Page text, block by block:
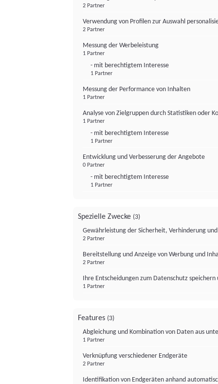
2 Partner
Verwendung von Profilen zur Auswahl
2 Partner
Messung der Werbeleistung
1 Partner
- mit berechtigtem Interesse
1 Partner
Messung der Performance von Inhalten
1 Partner
Analyse von Zielgruppen durch Statistiken oder
1 Partner
- mit berechtigtem Interesse
1 Partner
Entwicklung und Verbesserung der Angebote
0 Partner
- mit berechtigtem Interesse
1 Partner
Spezielle Zwecke (3)
Gewährleistung der Sicherheit, Verhinderung
2 Partner
Bereitstellung und Anzeige von Werbung und
2 Partner
Ihre Entscheidungen zum Datenschutz
1 Partner
Features (3)
Abgleichung und Kombination von Daten aus
1 Partner
Verknüpfung verschiedener Endgeräte
2 Partner
Identifikation von Endgeräten anhand